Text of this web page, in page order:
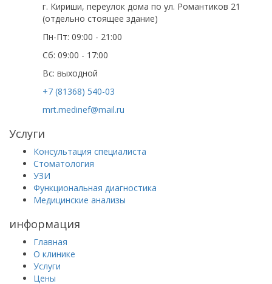
г. Кириши, переулок дома по ул. Романтиков 21
(отдельно стоящее здание)
Пн-Пт: 09:00 - 21:00
Сб: 09:00 - 17:00
Вс: выходной
+7 (81368) 540-03
mrt.medinef@mail.ru
Услуги
Консультация специалиста
Стоматология
УЗИ
Функциональная диагностика
Медицинские анализы
информация
Главная
О клинике
Услуги
Цены